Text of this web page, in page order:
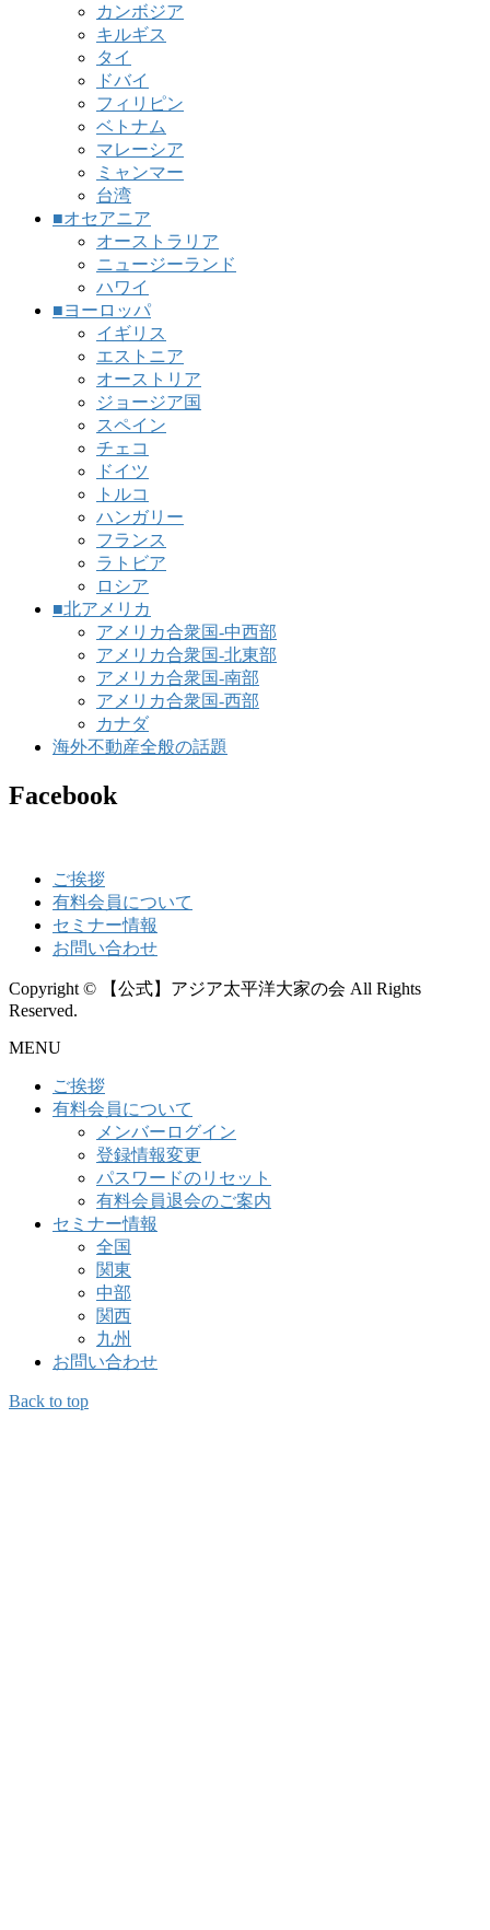
カンボジア
キルギス
タイ
ドバイ
フィリピン
ベトナム
マレーシア
ミャンマー
台湾
■オセアニア
オーストラリア
ニュージーランド
ハワイ
■ヨーロッパ
イギリス
エストニア
オーストリア
ジョージア国
スペイン
チェコ
ドイツ
トルコ
ハンガリー
フランス
ラトビア
ロシア
■北アメリカ
アメリカ合衆国-中西部
アメリカ合衆国-北東部
アメリカ合衆国-南部
アメリカ合衆国-西部
カナダ
海外不動産全般の話題
Facebook
ご挨拶
有料会員について
セミナー情報
お問い合わせ
Copyright © 【公式】アジア太平洋大家の会 All Rights
Reserved.
MENU
ご挨拶
有料会員について
メンバーログイン
登録情報変更
パスワードのリセット
有料会員退会のご案内
セミナー情報
全国
関東
中部
関西
九州
お問い合わせ
Back to top